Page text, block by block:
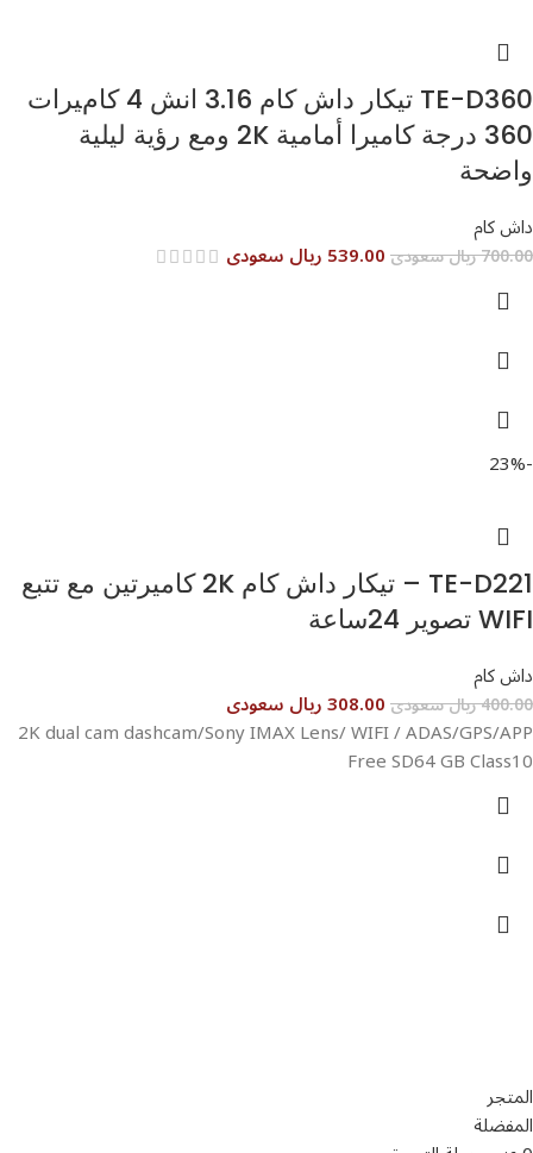
TE-D360 تيكار داش كام 3.16 انش 4 كامﻴﺮات
360 درجة كاميرا أمامية 2K ومع رؤية ليلية
واضحة
داش كام
700.00 ريال سعودى 539.00 ريال سعودى
-23%
TE-D221 – تيكار داش كام 2K كاميرتين مع تتبع
WIFI تصوير 24ساعة
داش كام
400.00 ريال سعودى 308.00 ريال سعودى
2K dual cam dashcam/Sony IMAX Lens/ WIFI / ADAS/GPS/APP
Free SD64 GB Class10
المتجر
المفضلة